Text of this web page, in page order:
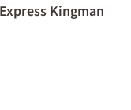
Kingman